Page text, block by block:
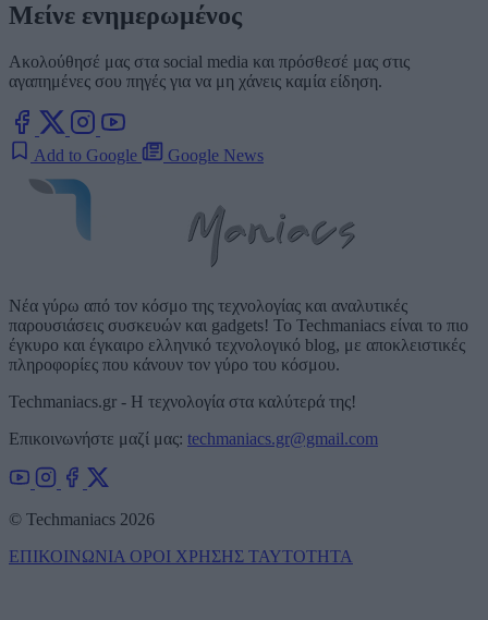
Μείνε ενημερωμένος
Ακολούθησέ μας στα social media και πρόσθεσέ μας στις
αγαπημένες σου πηγές για να μη χάνεις καμία είδηση.
Add to Google Google News
Νέα γύρω από τον κόσμο της τεχνολογίας και αναλυτικές
παρουσιάσεις συσκευών και gadgets! Το Techmaniacs είναι το πιο
έγκυρο και έγκαιρο ελληνικό τεχνολογικό blog, με αποκλειστικές
πληροφορίες που κάνουν τον γύρο του κόσμου.
Techmaniacs.gr - Η τεχνολογία στα καλύτερά της!
Επικοινωνήστε μαζί μας: techmaniacs.gr@gmail.com
© Techmaniacs 2026
ΕΠΙΚΟΙΝΩΝΙΑ ΟΡΟΙ ΧΡΗΣΗΣ ΤΑΥΤΟΤΗΤΑ